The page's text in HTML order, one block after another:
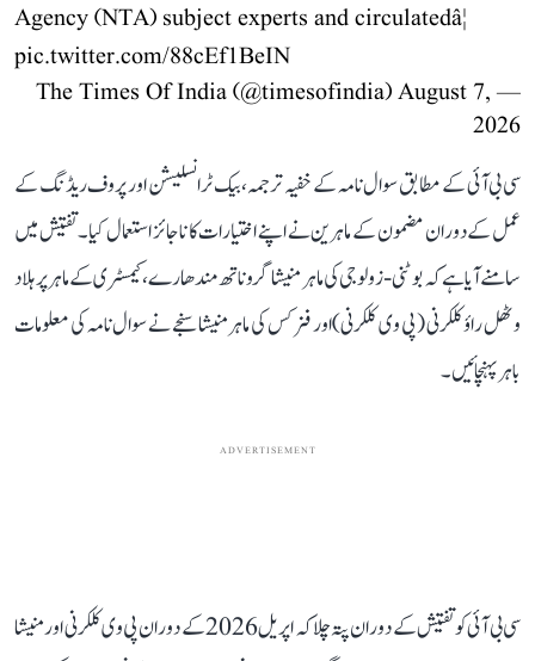
Agency (NTA) subject experts and circulatedâ¦
pic.twitter.com/88cEf1BeIN
— The Times Of India (@timesofindia)
August 7,
2026
سی بی آئی کے مطابق سوال نامہ کے خفیہ ترجمہ، بیک ٹرانسلیشن اور پروف ریڈنگ کے
عمل کے دوران مضمون کے ماہرین نے اپنے اختیارات کا ناجائز استعمال کیا۔ تفتیش میں
سامنے آیا ہے کہ بوٹنی-زولوجی کی ماہر منیشا گروناتھ مندھارے، کیمسٹری کے ماہر پرہلاد
وٹھل راؤ کلکرنی (پی وی کلکرنی) اور فزکس کی ماہر منیشا سنجے نے سوال نامہ کی معلومات
باہر پہنچائیں۔
ADVERTISEMENT
سی بی آئی کو تفتیش کے دوران پتہ چلا کہ اپریل 2026 کے دوران پی وی کلکرنی اور منیشا